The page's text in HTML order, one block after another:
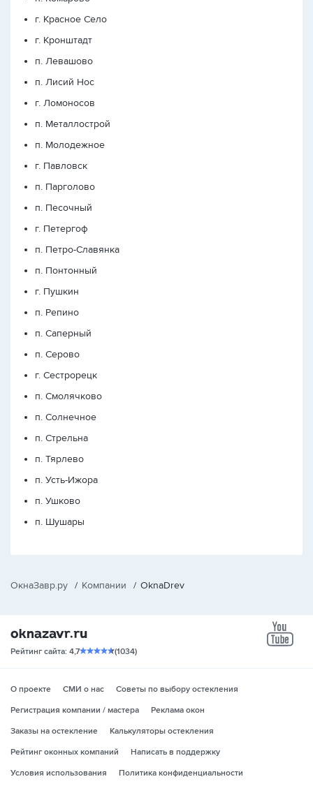
г. Красное Село
г. Кронштадт
п. Левашово
п. Лисий Нос
г. Ломоносов
п. Металлострой
п. Молодежное
г. Павловск
п. Парголово
п. Песочный
г. Петергоф
п. Петро-Славянка
п. Понтонный
г. Пушкин
п. Репино
п. Саперный
п. Серово
г. Сестрорецк
п. Смолячково
п. Солнечное
п. Стрельна
п. Тярлево
п. Усть-Ижора
п. Ушково
п. Шушары
ОкнаЗавр.ру / Компании / OknaDrev
Рейтинг сайта: 4,7 (1034)
О проекте СМИ о нас
Советы по выбору остекления
Регистрация компании / мастера
Реклама окон
Заказы на остекление
Калькуляторы остекления
Рейтинг оконных компаний
Написать в поддержку
Условия использования
Политика конфиденциальности